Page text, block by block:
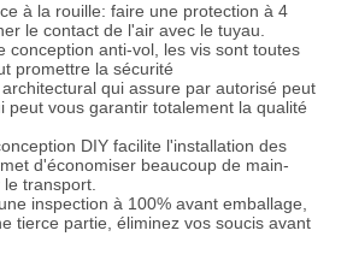
à la rouille: faire une protection à 4
le contact de l'air avec le tuyau.
conception anti-vol, les vis sont toutes
promettre la sécurité
qui assure par autorisé peut
peut vous garantir totalement la qualité
DIY facilite l'installation des
d'économiser beaucoup de main-
transport.
inspection à 100% avant emballage,
tierce partie, éliminez vos soucis avant